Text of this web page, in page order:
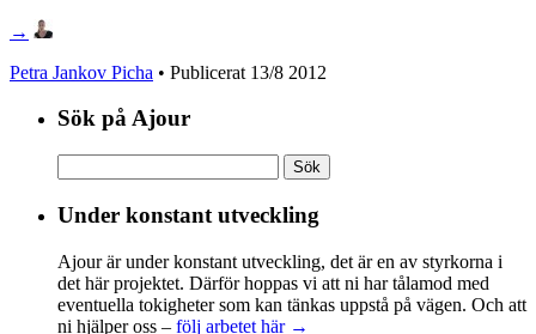
→
Petra Jankov Picha • Publicerat 13/8 2012
Sök på Ajour
efter:
Under konstant utveckling
Ajour är under konstant utveckling, det är en av styrkorna i
det här projektet. Därför hoppas vi att ni har tålamod med
eventuella tokigheter som kan tänkas uppstå på vägen. Och att
ni hjälper oss – följ arbetet här →